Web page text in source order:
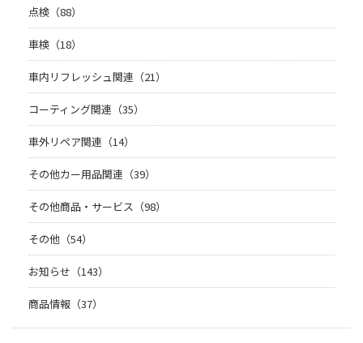
点検（88）
車検（18）
車内リフレッシュ関連（21）
コーティング関連（35）
車外リペア関連（14）
その他カー用品関連（39）
その他商品・サービス（98）
その他（54）
お知らせ（143）
商品情報（37）